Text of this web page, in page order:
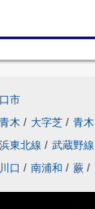
市
木 / 大字芝 / 青木
東北線 / 武蔵野線
口 / 南浦和 / 蕨 /